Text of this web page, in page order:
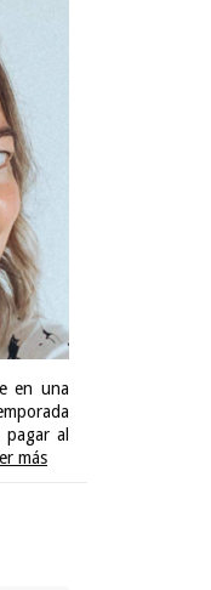
en una
al
más